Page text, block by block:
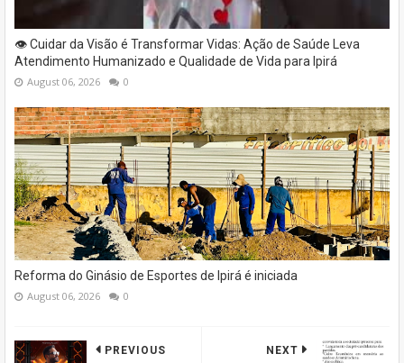
👁️ Cuidar da Visão é Transformar Vidas: Ação de Saúde Leva
Atendimento Humanizado e Qualidade de Vida para Ipirá
August 06, 2026 0
Reforma do Ginásio de Esportes de Ipirá é iniciada
August 06, 2026 0
NEXT
PREVIOUS